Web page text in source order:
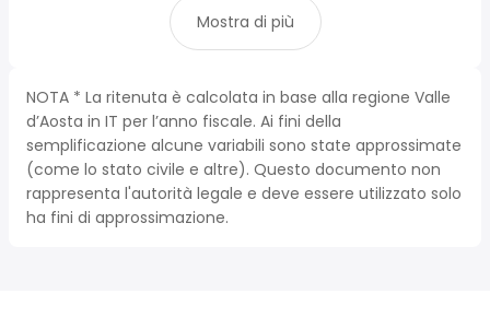
Mostra di più
NOTA * La ritenuta è calcolata in base alla regione Valle
d’Aosta in IT per l’anno fiscale. Ai fini della
semplificazione alcune variabili sono state approssimate
(come lo stato civile e altre). Questo documento non
rappresenta l'autorità legale e deve essere utilizzato solo
ha fini di approssimazione.